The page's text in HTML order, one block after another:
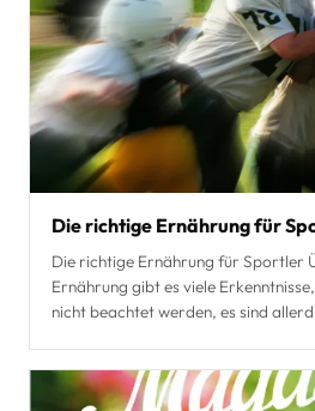
Die richtige Ernährung für
Die richtige Ernährung für Sportler
Ernährung gibt es viele
nicht beachtet werden, es sind